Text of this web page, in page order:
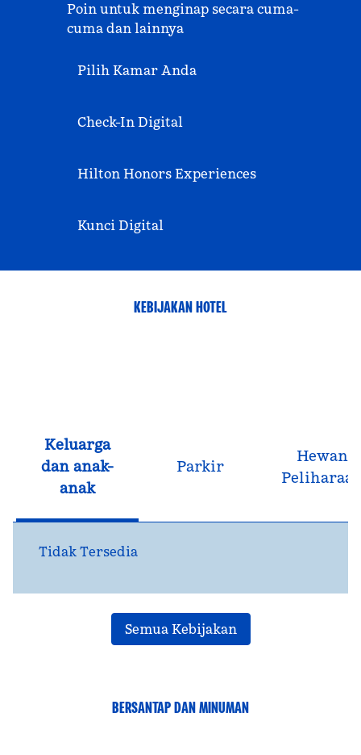
Poin untuk menginap secara cuma-
cuma dan lainnya
Pilih Kamar Anda
Check-In Digital
Hilton Honors Experiences
Kunci Digital
KEBIJAKAN HOTEL
Keluarga
dan anak-
anak
Parkir
Hewan
Tidak Tersedia
Semua Kebijakan
BERSANTAP DAN MINUMAN